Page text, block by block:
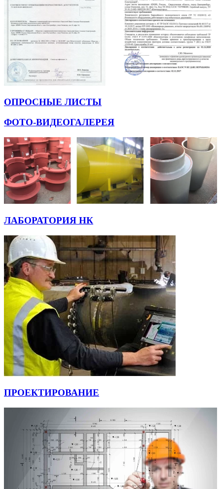
ОПРОСНЫЕ ЛИСТЫ
ФОТО-ВИДЕОГАЛЕРЕЯ
ЛАБОРАТОРИЯ НК
ПРОЕКТИРОВАНИЕ